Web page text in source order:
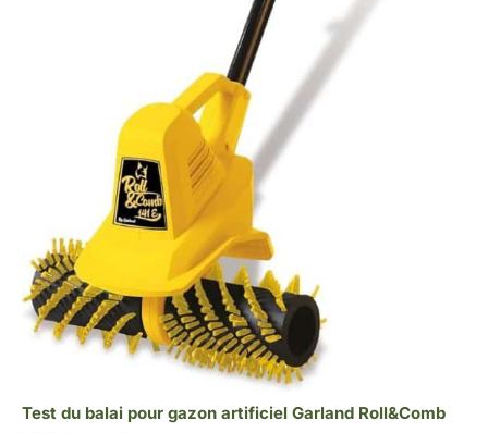
Test du balai pour gazon artificiel Garland Roll&Comb